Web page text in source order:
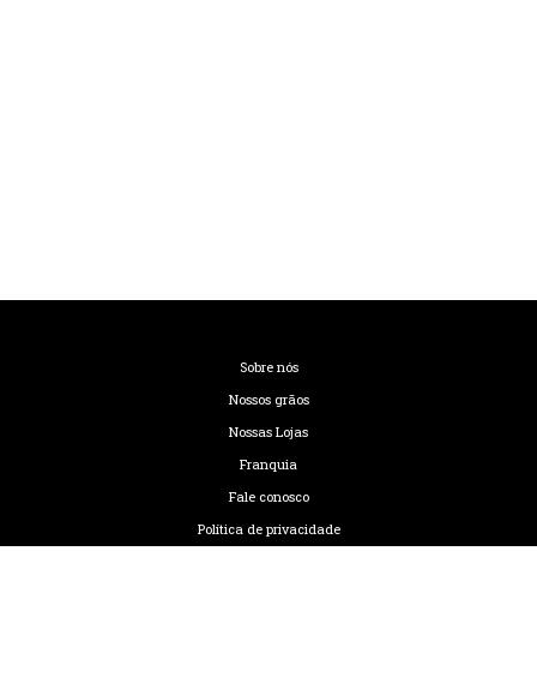
Sobre nós
Nossos grãos
Nossas Lojas
Franquia
Fale conosco
Política de privacidade